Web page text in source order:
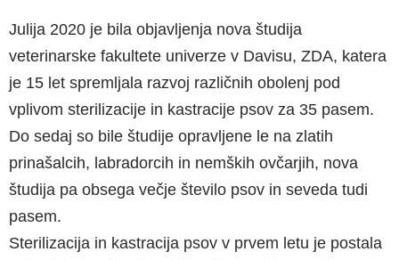
Julija 2020 je bila objavljenja nova študija
veterinarske fakultete univerze v Davisu, ZDA, katera
je 15 let spremljala razvoj različnih obolenj pod
vplivom sterilizacije in kastracije psov za 35 pasem.
Do sedaj so bile študije opravljene le na zlatih
prinašalcih, labradorcih in nemških ovčarjih, nova
študija pa obsega večje število psov in seveda tudi
pasem.
Sterilizacija in kastracija psov v prvem letu je postala